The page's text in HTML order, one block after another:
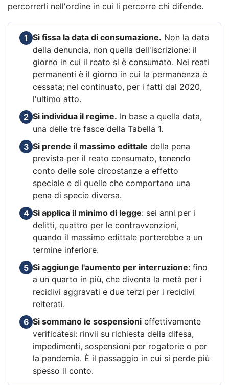
percorrerli nell'ordine in cui li percorre chi difende.
1 Si fissa la data di consumazione. Non la data
della denuncia, non quella dell'iscrizione: il
giorno in cui il reato si è consumato. Nei reati
permanenti è il giorno in cui la permanenza è
cessata; nel continuato, per i fatti dal 2020,
l'ultimo atto.
2 Si individua il regime. In base a quella data,
una delle tre fasce della Tabella 1.
3 Si prende il massimo edittale della pena
prevista per il reato consumato, tenendo
conto delle sole circostanze a effetto
speciale e di quelle che comportano una
pena di specie diversa.
4 Si applica il minimo di legge: sei anni per i
delitti, quattro per le contravvenzioni,
quando il massimo edittale porterebbe a un
termine inferiore.
5 Si aggiunge l'aumento per interruzione: fino
a un quarto in più, che diventa la metà per i
recidivi aggravati e due terzi per i recidivi
reiterati.
6 Si sommano le sospensioni effettivamente
verificatesi: rinvii su richiesta della difesa,
impedimenti, sospensioni per rogatorie o per
la pandemia. È il passaggio in cui si perde più
spesso il conto.